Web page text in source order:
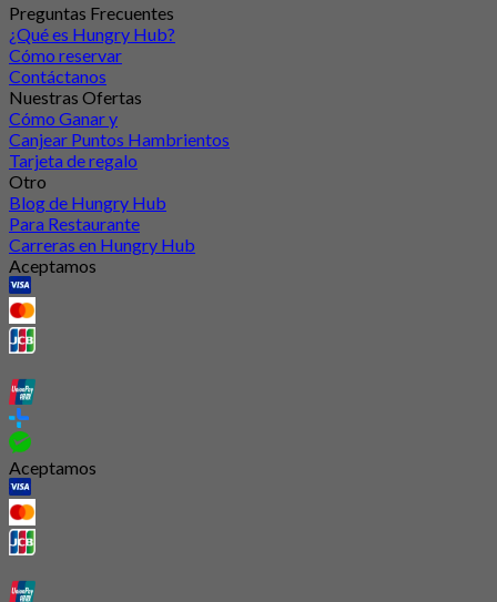
Preguntas Frecuentes
¿Qué es Hungry Hub?
Cómo reservar
Contáctanos
Nuestras Ofertas
Cómo Ganar y
Canjear Puntos Hambrientos
Tarjeta de regalo
Otro
Blog de Hungry Hub
Para Restaurante
Carreras en Hungry Hub
Aceptamos
Aceptamos